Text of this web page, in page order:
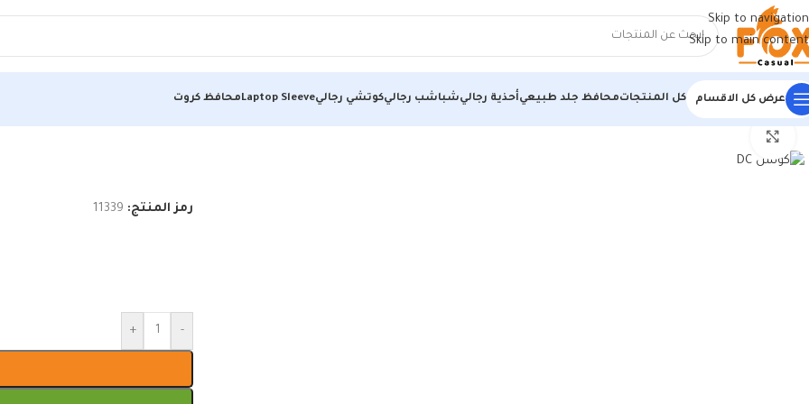
Skip to navigation
Skip to main content
عرض كل الاقسام كل المنتجاتمحافظ جلد طبيعيأحذية رجاليشباشب رجاليكوتشي رجاليLaptop Sleeveمحافظ كروت
الرئيسية/أحذية رجالي
رمز المنتج: 11339
-
+